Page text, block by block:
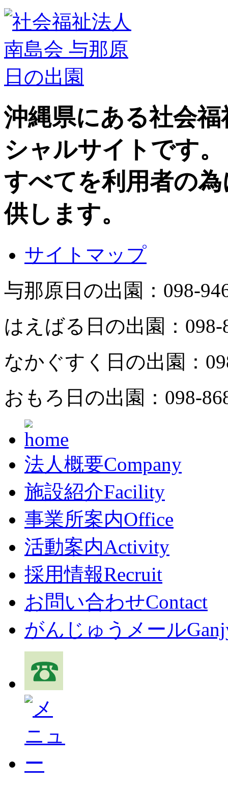
沖縄県にある社会
シャルサイトです。
すべてを利用者の
供します。
サイトマップ
与那原日の出園： 098-
はえばる日の出園： 098-
なかぐすく日の出園：
おもろ日の出園： 098-
法人概要Company
施設紹介Facility
事業所案内Office
活動案内Activity
採用情報Recruit
お問い合わせContact
がんじゅうメール